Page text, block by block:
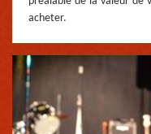
acheter.